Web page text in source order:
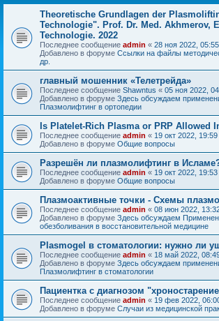
Тheoretische Grundlagen der
Technologie". Prof. Dr. Med. Akhmerov,
Technologie. 2022
Последнее сообщение admin « 28 ноя 2022, 05:55
Добавлено в форуме Ссылки на файлы
др.
главный мошенник «Телетрейда»
Последнее сообщение Shawntus « 05 ноя 2022,
Добавлено в форуме Здесь обсуждаем
Плазмолифтинг в ортопедии
Is Platelet-Rich Plasma or PRP Allowed
Последнее сообщение admin « 19 окт 2022, 19:59
Добавлено в форуме Общие вопросы
Разрешён ли плазмолифтинг в
Последнее сообщение admin « 19 окт 2022, 19:53
Добавлено в форуме Общие вопросы
Плазмоактивные точки - Схемы
Последнее сообщение admin « 08 июн 2022,
Добавлено в форуме Здесь обсуждаем
обезболивания в восстановительной медицине
Plasmogel в стоматологии: нужно ли
Последнее сообщение admin « 18 май 2022,
Добавлено в форуме Здесь обсуждаем
Плазмолифтинг в стоматологии
Пациентка с диагнозом
Последнее сообщение admin « 19 фев 2022,
Добавлено в форуме Случаи из медицинской